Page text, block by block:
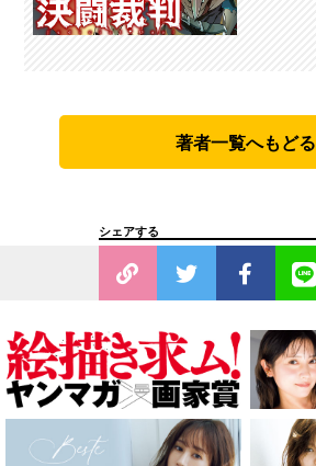
著者一覧へもどる
シェアする